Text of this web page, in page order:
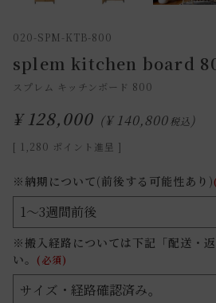
020-SPM-KTB-800
splem kitchen board
スプレム キッチンボード 800
¥ 128,000 ¥ 140,800税込
[ 1,280 ポイント進呈 ]
※納期について(前後する可能性あり)
※搬入経路については下記「配送・
い。
(必須)